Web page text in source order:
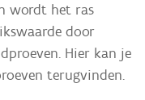
wordt het ras
door
Hier kan je
terugvinden.